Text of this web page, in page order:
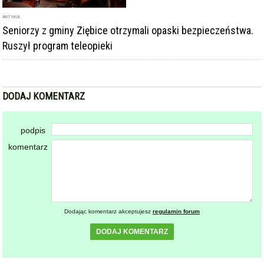
ARTYKUŁ
Seniorzy z gminy Ziębice otrzymali opaski bezpieczeństwa.
Ruszył program teleopieki
DODAJ KOMENTARZ
podpis
komentarz
Dodając komentarz akceptujesz regulamin forum
DODAJ KOMENTARZ